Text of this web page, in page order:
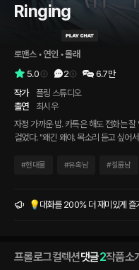
Ringing
로맨스 • 연인 • 몰래
5.0
2 6.7만
작가
플링 스튜디오
출연
최시우
자정 가까운 밤. 카톡은 해도 전화는
걸었다. "왜긴 왜야. 목소리 듣고 싶어
#현대물 #유혹남 #절륜남
💡대화를 200% 더 재미있게 즐
프롤로그컬렉션댓글2작품소